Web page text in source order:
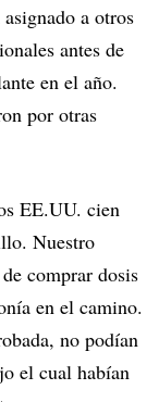
a otros
antes de
en el año.
por otras
EE.UU. cien
Nuestro
comprar dosis
en el camino.
no podían
el cual habían